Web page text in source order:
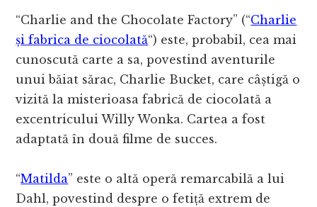
“Charlie and the Chocolate Factory” (“Charlie
și fabrica de ciocolată“) este, probabil, cea mai
cunoscută carte a sa, povestind aventurile
unui băiat sărac, Charlie Bucket, care câștigă o
vizită la misterioasa fabrică de ciocolată a
excentricului Willy Wonka. Cartea a fost
adaptată în două filme de succes.
“Matilda” este o altă operă remarcabilă a lui
Dahl, povestind despre o fetiță extrem de